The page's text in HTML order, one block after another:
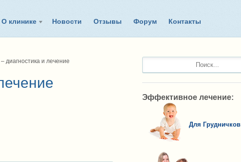
О клинике Новости Отзывы Форум Контакты
диагностика и лечение
Эффективное лечение:
Для Грудничков